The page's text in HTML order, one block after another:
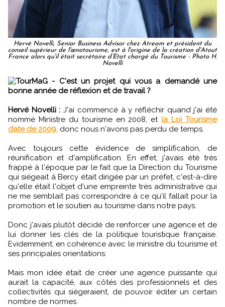
Hervé Novelli, Senior Business Advisor chez Atream et président du
conseil supérieur de l'œnotourisme, est à l'origine de la création d'Atout
France alors qu'il était secrétaire d’Etat chargé du Tourisme - Photo H.
Novelli
TourMaG - C'est un projet qui vous a demandé une
bonne année de réflexion et de travail ?
Hervé Novelli : J'ai commencé à y réfléchir quand j'ai été
nommé Ministre du tourisme en 2008, etla Loi Tourisme
date de 2009, donc nous n'avons pas perdu de temps.
Avec toujours cette évidence de simplification, de
réunification et d'amplification. En effet, j'avais été très
frappé à l'époque par le fait que la Direction du Tourisme
qui siégeait à Bercy était dirigée par un préfet, c'est-à-dire
qu'elle était l'objet d'une empreinte très administrative qui
ne me semblait pas correspondre à ce qu'il fallait pour la
promotion et le soutien au tourisme dans notre pays.
Donc j'avais plutôt décidé de renforcer une agence et de
lui donner les clés de la politique touristique française.
Evidemment, en cohérence avec le ministre du tourisme et
ses principales orientations.
Mais mon idée était de créer une agence puissante qui
aurait la capacité, aux côtés des professionnels et des
collectivités qui siégeraient, de pouvoir éditer un certain
nombre de normes.